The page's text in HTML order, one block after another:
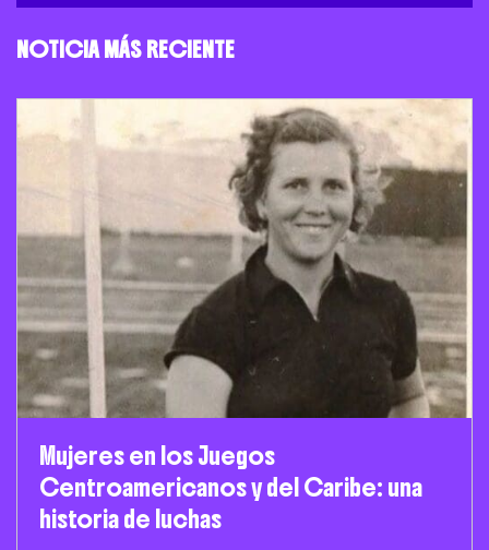
NOTICIA MÁS RECIENTE
Mujeres en los Juegos
Centroamericanos y del Caribe: una
historia de luchas